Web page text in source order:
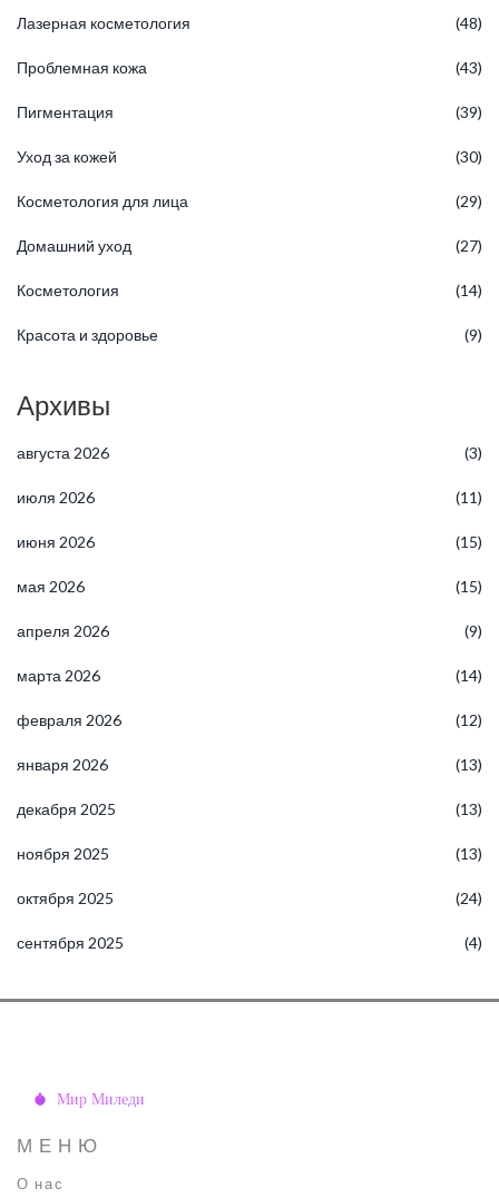
Лазерная косметология (48)
Проблемная кожа (43)
Пигментация (39)
Уход за кожей (30)
Косметология для лица (29)
Домашний уход (27)
Косметология (14)
Красота и здоровье (9)
Архивы
августа 2026 (3)
июля 2026 (11)
июня 2026 (15)
мая 2026 (15)
апреля 2026 (9)
марта 2026 (14)
февраля 2026 (12)
января 2026 (13)
декабря 2025 (13)
ноября 2025 (13)
октября 2025 (24)
сентября 2025 (4)
МЕНЮ
О нас